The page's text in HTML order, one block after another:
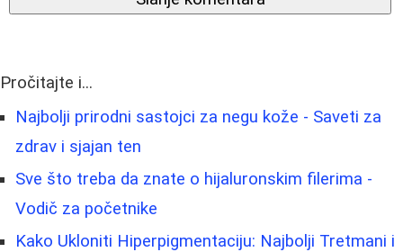
Pročitajte i...
Najbolji prirodni sastojci za negu kože - Saveti za
zdrav i sjajan ten
Sve što treba da znate o hijaluronskim filerima -
Vodič za početnike
Kako Ukloniti Hiperpigmentaciju: Najbolji Tretmani i